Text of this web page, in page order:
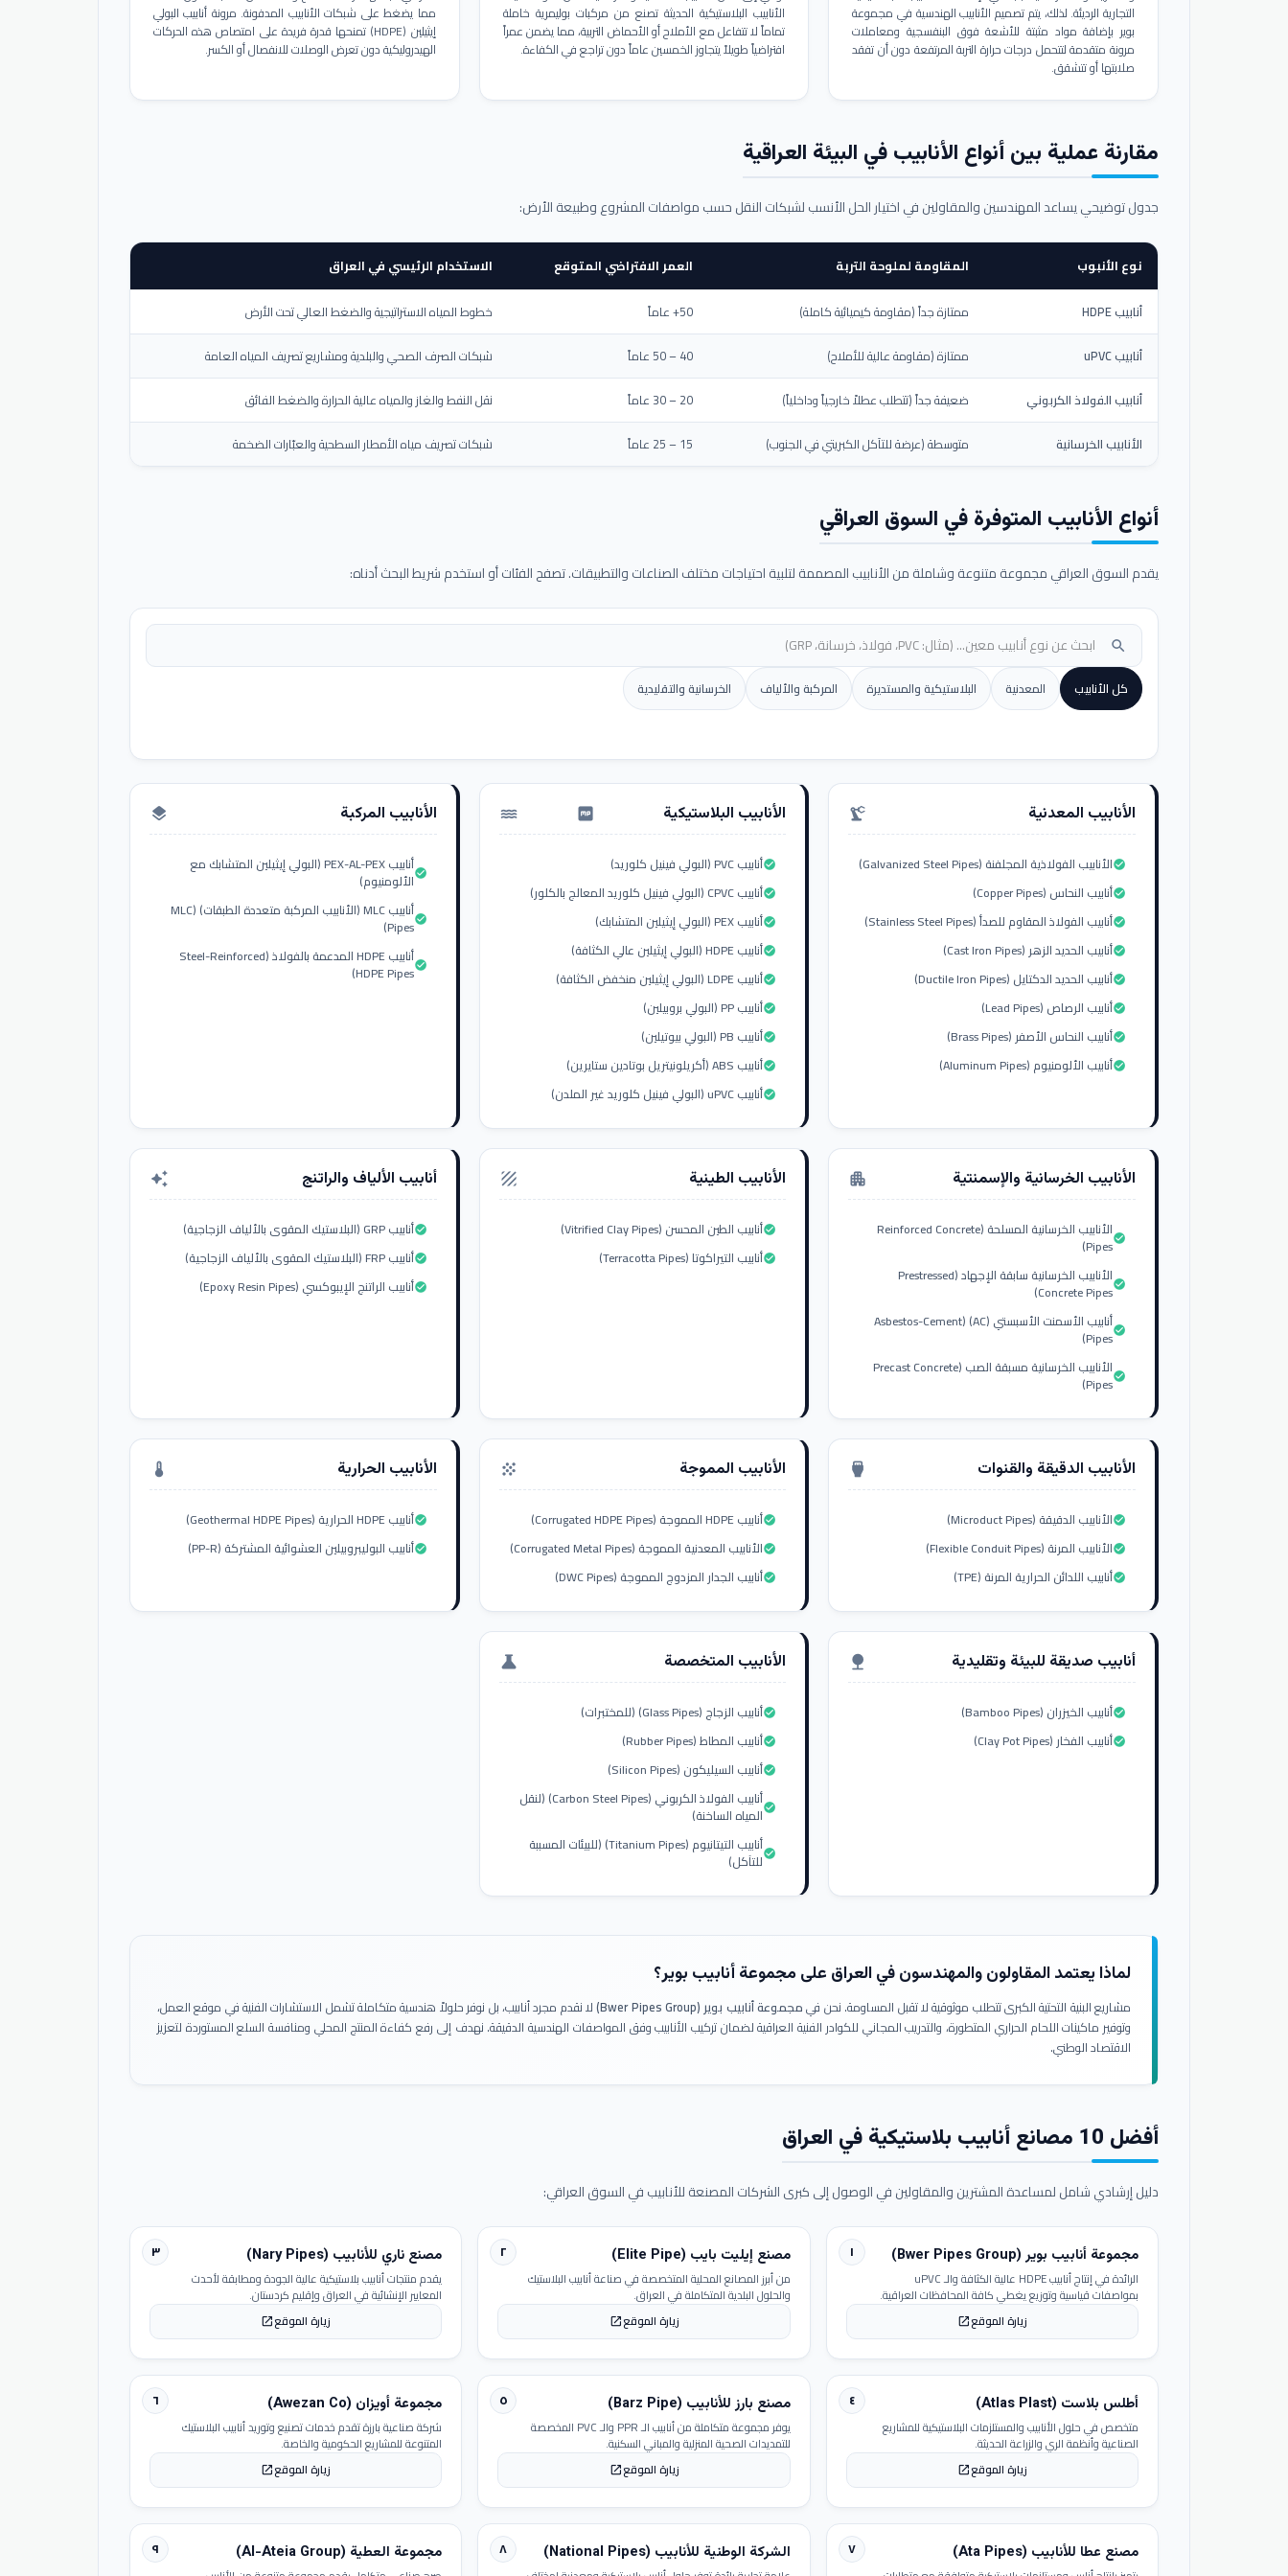
التجارية الرديئة. لذلك، يتم تصميم الأنابيب الهندسية في مجموعة
بوير بإضافة مواد مثبتة للأشعة فوق البنفسجية ومعاملات
مرونة متقدمة لتتحمل درجات حرارة التربة المرتفعة دون أن تفقد
صلابتها أو تتشقق.
الأنابيب البلاستيكية الحديثة تصنع من مركبات بوليمرية خاملة
تماماً لا تتفاعل مع الأملاح أو الأحماض التربية، مما يضمن عمراً
افتراضياً طويلاً يتجاوز الخمسين عاماً دون تراجع في الكفاءة.
مما يضغط على شبكات الأنابيب المدفونة. مرونة أنابيب البولي
إيثيلين (HDPE) تمنحها قدرة فريدة على امتصاص هذه الحركات
الهيدروليكية دون تعرض الوصلات للانفصال أو الكسر.
مقارنة عملية بين أنواع الأنابيب في البيئة العراقية
جدول توضيحي يساعد المهندسين والمقاولين في اختيار الحل الأنسب لشبكات النقل حسب مواصفات المشروع وطبيعة الأرض:
نوع الأنبوب المقاومة لملوحة التربة العمر الافتراضي المتوقع الاستخدام الرئيسي في العراق
أنابيب HDPE ممتازة جداً (مقاومة كيميائية كاملة) 50+ عاماً
خطوط المياه الاستراتيجية والضغط العالي تحت الأرض
أنابيب uPVC
ممتازة (مقاومة عالية للأملاح) 40 – 50 عاماً
شبكات الصرف الصحي والبلدية ومشاريع تصريف المياه العامة
أنابيب الفولاذ الكربوني
ضعيفة جداً (تتطلب عطلاً خارجياً وداخلياً) 20 – 30 عاماً
نقل النفط والغاز والمياه عالية الحرارة والضغط الفائق
الأنابيب الخرسانية
متوسطة (عرضة للتآكل الكبريتي في الجنوب) 15 – 25 عاماً شبكات تصريف مياه الأمطار السطحية والعبّارات الضخمة
أنواع الأنابيب المتوفرة في السوق العراقي
يقدم السوق العراقي مجموعة متنوعة وشاملة من الأنابيب المصممة لتلبية احتياجات مختلف الصناعات والتطبيقات. تصفح الفئات أو استخدم شريط البحث أدناه:
search
كل الأنابيب المعدنية البلاستيكية والمستديرة المركبة والألياف الخرسانية والتقليدية
الأنابيب المعدنية precision_manufacturing
الأنابيب الفولاذية المجلفنة (Galvanized Steel Pipes)check_circle
أنابيب النحاس (Copper Pipes)check_circle
أنابيب الفولاذ المقاوم للصدأ (Stainless Steel Pipes)check_circle
أنابيب الحديد الزهر (Cast Iron Pipes)check_circle
أنابيب الحديد الدكتايل (Ductile Iron Pipes)check_circle
أنابيب الرصاص (Lead Pipes)check_circle
أنابيب النحاس الأصفر (Brass Pipes)check_circle
أنابيب الألومنيوم (Aluminum Pipes)check_circle
الأنابيب البلاستيكية water_pump
أنابيب PVC (البولي فينيل كلوريد)check_circle
أنابيب CPVC (البولي فينيل كلوريد المعالج بالكلور)check_circle
أنابيب PEX (البولي إيثيلين المتشابك)check_circle
أنابيب HDPE (البولي إيثيلين عالي الكثافة)check_circle
أنابيب LDPE (البولي إيثيلين منخفض الكثافة)check_circle
أنابيب PP (البولي بروبيلين)check_circle
أنابيب PB (البولي بيوتيلين)check_circle
أنابيب ABS (أكريلونيتريل بوتادين ستايرين)check_circle
أنابيب uPVC (البولي فينيل كلوريد غير الملدن)check_circle
الأنابيب المركبة layers
أنابيب PEX-AL-PEX (البولي إيثيلين المتشابك مع
الألومنيوم)check_circle
أنابيب MLC (الأنابيب المركبة متعددة الطبقات) (MLC
Pipes)check_circle
أنابيب HDPE المدعمة بالفولاذ (Steel-Reinforced
HDPE Pipes)check_circle
الأنابيب الخرسانية والإسمنتية apartment
الأنابيب الخرسانية المسلحة (Reinforced Concrete
Pipes)check_circle
الأنابيب الخرسانية سابقة الإجهاد (Prestressed
Concrete Pipes)check_circle
أنابيب الأسمنت الأسبستي (AC) (Asbestos-Cement
Pipes)check_circle
الأنابيب الخرسانية مسبقة الصب (Precast Concrete
Pipes)check_circle
الأنابيب الطينية texture
أنابيب الطين المحسن (Vitrified Clay Pipes)check_circle
أنابيب التيراكوتا (Terracotta Pipes)check_circle
أنابيب الألياف والراتنج auto_awesome
أنابيب GRP (البلاستيك المقوى بالألياف الزجاجية)check_circle
أنابيب FRP (البلاستيك المقوى بالألياف الزجاجية)check_circle
أنابيب الراتنج الإيبوكسي (Epoxy Resin Pipes)check_circle
الأنابيب الدقيقة والقنوات settings_input_hdmi
الأنابيب الدقيقة (Microduct Pipes)check_circle
الأنابيب المرنة (Flexible Conduit Pipes)check_circle
أنابيب اللدائن الحرارية المرنة (TPE)check_circle
الأنابيب المموجة grain
أنابيب HDPE المموجة (Corrugated HDPE Pipes)check_circle
الأنابيب المعدنية المموجة (Corrugated Metal Pipes)check_circle
أنابيب الجدار المزدوج المموجة (DWC Pipes)check_circle
الأنابيب الحرارية thermostat
أنابيب HDPE الحرارية (Geothermal HDPE Pipes)check_circle
أنابيب البوليبروبيلين العشوائية المشتركة (PP-R)check_circle
أنابيب صديقة للبيئة وتقليدية nature
أنابيب الخيزران (Bamboo Pipes)check_circle
أنابيب الفخار (Clay Pot Pipes)check_circle
الأنابيب المتخصصة science
أنابيب الزجاج (Glass Pipes) (للمختبرات)check_circle
أنابيب المطاط (Rubber Pipes)check_circle
أنابيب السيليكون (Silicon Pipes)check_circle
أنابيب الفولاذ الكربوني (Carbon Steel Pipes) (لنقل
المياه الساخنة)check_circle
أنابيب التيتانيوم (Titanium Pipes) (للبيئات المسببة
للتآكل)check_circle
لماذا يعتمد المقاولون والمهندسون في العراق على مجموعة أنابيب بوير؟
مشاريع البنية التحتية الكبرى تتطلب موثوقية لا تقبل المساومة. نحن فيمجموعة أنابيب بوير (Bwer Pipes Group)
لا نقدم مجرد أنابيب، بل نوفر حلولاً هندسية متكاملة تشمل الاستشارات الفنية في موقع العمل،
وتوفير ماكينات اللحام الحراري المتطورة، والتدريب المجاني للكوادر الفنية العراقية لضمان تركيب الأنابيب وفق المواصفات الهندسية الدقيقة. نهدف إلى رفع كفاءة المنتج المحلي ومنافسة السلع المستوردة لتعزيز
الاقتصاد الوطني.
أفضل 10 مصانع أنابيب بلاستيكية في العراق
دليل إرشادي شامل لمساعدة المشترين والمقاولين في الوصول إلى كبرى الشركات المصنعة للأنابيب في السوق العراقي:
١ مجموعة أنابيب بوير (Bwer Pipes Group)
الرائدة في إنتاج أنابيب HDPE عالية الكثافة والـ uPVC
بمواصفات قياسية وتوزيع يغطي كافة المحافظات العراقية.
زيارة الموقعopen_in_new
٢ مصنع إيليت بايب (Elite Pipe)
من أبرز المصانع المحلية المتخصصة في صناعة أنابيب البلاستيك
والحلول البلدية المتكاملة في العراق.
زيارة الموقعopen_in_new
٣ مصنع ناري للأنابيب (Nary Pipes)
يقدم منتجات أنابيب بلاستيكية عالية الجودة ومطابقة لأحدث
المعايير الإنشائية في العراق وإقليم كردستان.
زيارة الموقعopen_in_new
٤ أطلس بلاست (Atlas Plast)
متخصص في حلول الأنابيب والمستلزمات البلاستيكية للمشاريع
الصناعية وأنظمة الري والزراعة الحديثة.
زيارة الموقعopen_in_new
٥ مصنع بارز للأنابيب (Barz Pipe)
يوفر مجموعة متكاملة من أنابيب الـ PPR والـ PVC المخصصة
للتمديدات الصحية المنزلية والمباني السكنية.
زيارة الموقعopen_in_new
٦ مجموعة أويزان (Awezan Co)
شركة صناعية بارزة تقدم خدمات تصنيع وتوريد أنابيب البلاستيك
المتنوعة للمشاريع الحكومية والخاصة.
زيارة الموقعopen_in_new
٧ مصنع عطا للأنابيب (Ata Pipes) ٨ الشركة الوطنية للأنابيب (National Pipes) ٩ مجموعة العطية (Al-Ateia Group)